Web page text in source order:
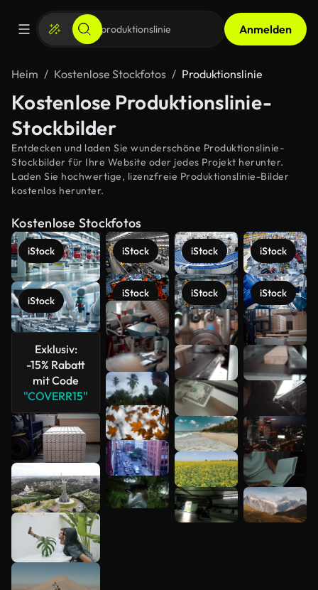
Anmelden
Heim Kostenlose Stockfotos Produktionslinie
Kostenlose Produktionslinie-
Stockbilder
Entdecken und laden Sie wunderschöne Produktionslinie-
Stockbilder für Ihre Website oder jedes Projekt herunter.
Laden Sie hochwertige, lizenzfreie Produktionslinie-Bilder
kostenlos herunter.
Kostenlose Stockfotos
iStock
iStock
Exklusiv:
-15% Rabatt
mit Code
"COVERR15"
iStock
iStock
iStock
iStock
iStock
iStock
Mehr
anzeigen